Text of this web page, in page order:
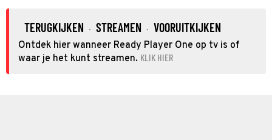
TERUGKIJKEN · STREAMEN · VOORUITKIJKEN
Ontdek hier wanneer Ready Player One op tv is of
waar je het kunt streamen. KLIK HIER